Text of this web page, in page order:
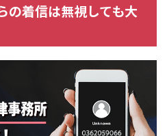
の着信は無視しても大